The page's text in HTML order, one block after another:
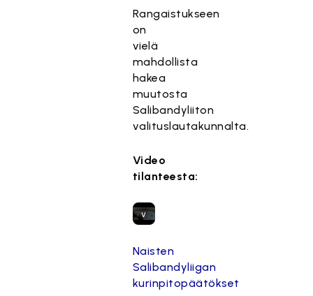
Rangaistukseen
on
vielä
mahdollista
hakea
muutosta
Salibandyliiton
valituslautakunnalta.
Video
tilanteesta:
e
t
t
y
,
k
o
s
a
s
v
Naisten
Salibandyliigan
kurinpitopäätökset